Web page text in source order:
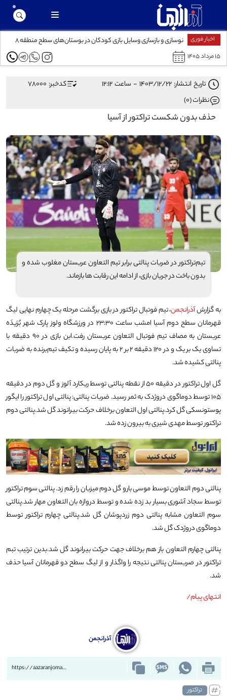
اخبار فوریاتوبوس نوسازی و بازسازی وسایل بازی کودکان در بوستان‌های سطح منطقه ۸
۱۵ مرداد ۱۴۰۵
تاریخ انتشار: ۱۴۰۳/۱۲/۲۲ - ساعت ۱۲:۱۲
کدخبر: 78000
نظرات (0)
حذف بدون شکست تراکتور از آسیا
تیم‌تراکتور در ضربات پنالتی برابر تیم‌ التعاون عربستان مغلوب شده و
بدون باخت در جریان بازی، از ادامه این رقابت ها بازماند.
به گزارشآذرانجمن،تیم فوتبال تراکتور در بازی برگشت مرحله یک چهارم نهایی لیگ
قهرمانان سطح دوم آسیا امشب ساعت ۲۳:۳۰ در ورزشگاه ولوز پارک شهر بُرَیدَه
عربستان به مصاف تیم فوتبال التعاون عربستان رفت.
ابن بازی در ۹۰ دقیقه با
تساوی یک بر یک و در ۱۲۰ دقیقه ۲ بر ۲ به پایان رسیده و تکیف تیم‌برنده به ضربات
پنالتی کشیده شد.
گل اول تراکتور در دقیقه ۵۰ از نقطه پنالتی توسط ریکارد آلوز و گل دوم در دقیقه
۱۰۵ توسط دوماگوی دروژدک به ثمر رسید.
ضربات پنالتی:پنالتی اول تراکتور را ایگور
پوستونسکی گل کرد.پنالتی اول التعاون برخلاف حرکت بیرانوند گل شد.پنالتی دوم
تراکتور توسط مهدی شیری به بیرون زده شد.
پنالتی دوم التعاون توسط موسی بارو گل دوم میزبان را رقم زد.پنالتی سوم تراکتور
توسط سجاد آشوری بسیار بد زده شده و توسط دروازه بان التعاون مهار شد.پنالتی
سوم التعاون مشابه پنالتی دوم زردپوشان گل شد.پنالتی چهارم تراکتور توسط
دوماگوی دروژدک گل شد.
پنالتی چهارم التعاون باز هم برخلاف جهت حرکت بیرانوند گل شد.بدین ترتیب تبم
تراکتور در صربستان پنالتی نتیجه را واگذار و از لیگ سطح دو قهرمانان آسیا حذف
شد.
انتهای پیام/
آذرانجمن
https://aazaranjoman.ir/?p=78000
تراکتور